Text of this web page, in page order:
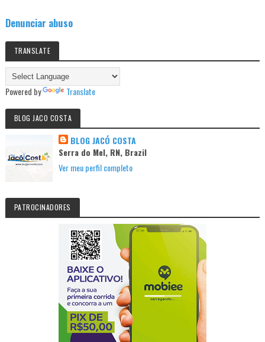
Denunciar abuso
TRANSLATE
Powered by Translate
BLOG JACO COSTA
BLOG JACÓ COSTA
Serra do Mel, RN, Brazil
Ver meu perfil completo
PATROCINADORES